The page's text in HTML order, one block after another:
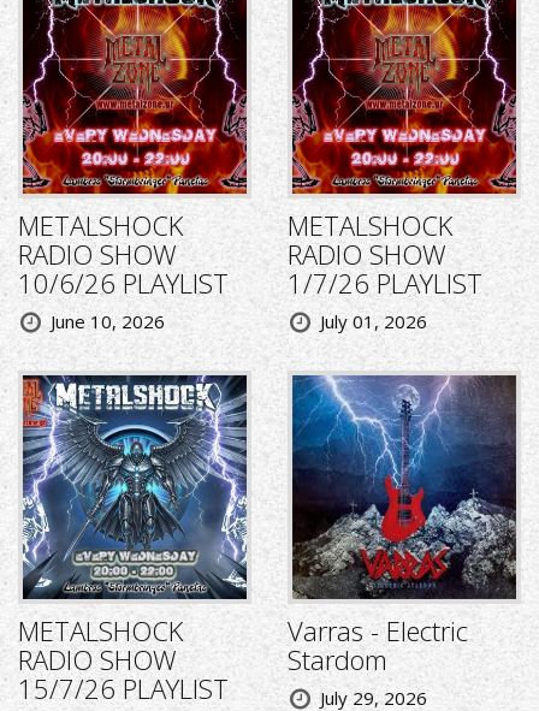
METALSHOCK
RADIO SHOW
10/6/26 PLAYLIST
June 10, 2026
METALSHOCK
RADIO SHOW
1/7/26 PLAYLIST
July 01, 2026
METALSHOCK
RADIO SHOW
15/7/26 PLAYLIST
Varras - Electric
Stardom
July 29, 2026